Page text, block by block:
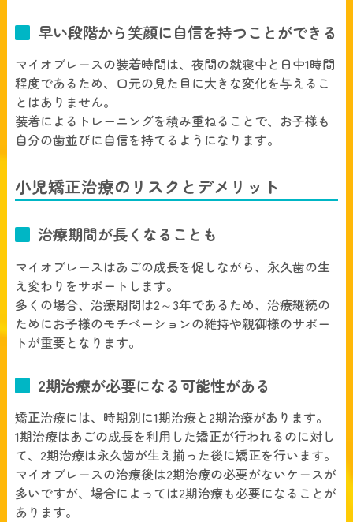
早い段階から笑顔に自信を持つことができる
マイオブレースの装着時間は、夜間の就寝中と日中1時間
程度であるため、口元の見た目に大きな変化を与えるこ
とはありません。
装着によるトレーニングを積み重ねることで、お子様も
自分の歯並びに自信を持てるようになります。
小児矯正治療のリスクとデメリット
治療期間が長くなることも
マイオブレースはあごの成長を促しながら、永久歯の生
え変わりをサポートします。
多くの場合、治療期間は2～3年であるため、治療継続の
ためにお子様のモチベーションの維持や親御様のサポー
トが重要となります。
2期治療が必要になる可能性がある
矯正治療には、時期別に1期治療と2期治療があります。
1期治療はあごの成長を利用した矯正が行われるのに対し
て、2期治療は永久歯が生え揃った後に矯正を行います。
マイオブレースの治療後は2期治療の必要がないケースが
多いですが、場合によっては2期治療も必要になることが
あります。